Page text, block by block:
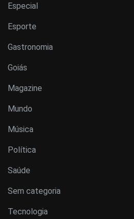
Especial
Esporte
Gastronomia
Goiás
Magazine
Mundo
Música
Política
Saúde
Sem categoria
Tecnologia